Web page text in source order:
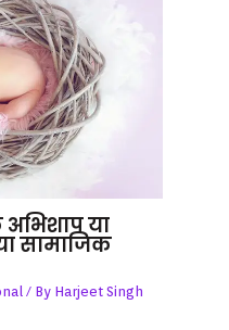
अभिशाप या
सामाजिक
/ By Harjeet Singh